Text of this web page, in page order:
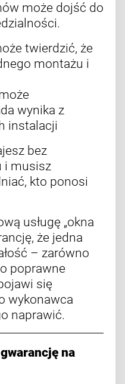
może dojść do
twierdzić, że
montażu i
wynika z
instalacji
bez
i musisz
kto ponosi
usługę „okna
że jedna
– zarówno
poprawne
się
wykonawca
naprawić.
na